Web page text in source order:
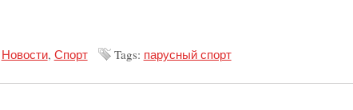
Новости, Спорт Tags: парусный спорт